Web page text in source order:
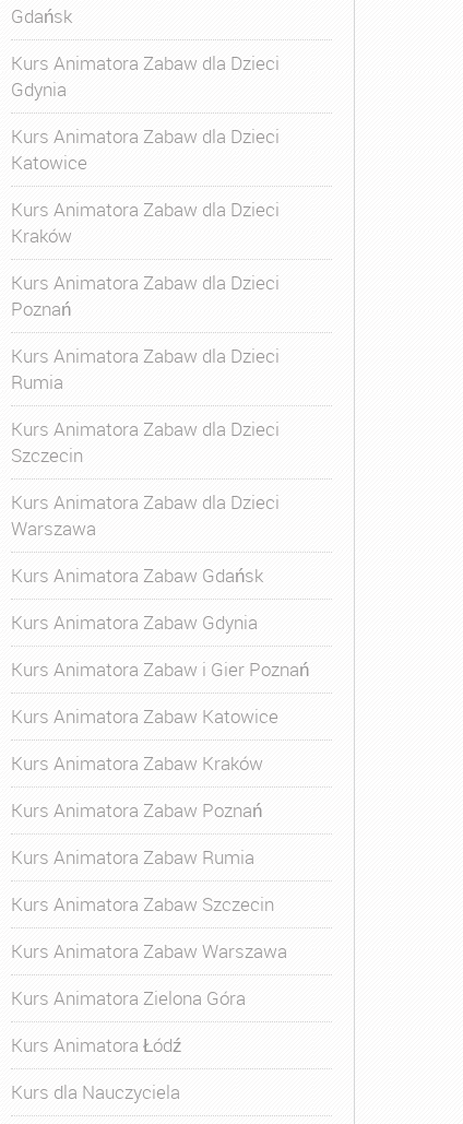
Gdańsk
Kurs Animatora Zabaw dla Dzieci
Gdynia
Kurs Animatora Zabaw dla Dzieci
Katowice
Kurs Animatora Zabaw dla Dzieci
Kraków
Kurs Animatora Zabaw dla Dzieci
Poznań
Kurs Animatora Zabaw dla Dzieci
Rumia
Kurs Animatora Zabaw dla Dzieci
Szczecin
Kurs Animatora Zabaw dla Dzieci
Warszawa
Kurs Animatora Zabaw Gdańsk
Kurs Animatora Zabaw Gdynia
Kurs Animatora Zabaw i Gier Poznań
Kurs Animatora Zabaw Katowice
Kurs Animatora Zabaw Kraków
Kurs Animatora Zabaw Poznań
Kurs Animatora Zabaw Rumia
Kurs Animatora Zabaw Szczecin
Kurs Animatora Zabaw Warszawa
Kurs Animatora Zielona Góra
Kurs Animatora Łódź
Kurs dla Nauczyciela